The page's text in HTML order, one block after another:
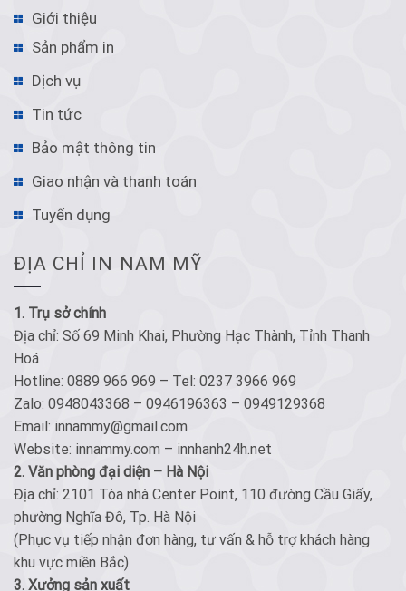
Giới thiệu
Sản phẩm in
Dịch vụ
Tin tức
Bảo mật thông tin
Giao nhận và thanh toán
Tuyển dụng
ĐỊA CHỈ IN NAM MỸ
1. Trụ sở chính
Địa chỉ: Số 69 Minh Khai, Phường Hạc Thành, Tỉnh Thanh
Hoá
Hotline: 0889 966 969 – Tel: 0237 3966 969
Zalo: 0948043368 – 0946196363 – 0949129368
Email: innammy@gmail.com
Website: innammy.com – innhanh24h.net
2. Văn phòng đại diện – Hà Nội
Địa chỉ: 2101 Tòa nhà Center Point, 110 đường Cầu Giấy,
phường Nghĩa Đô, Tp. Hà Nội
(Phục vụ tiếp nhận đơn hàng, tư vấn & hỗ trợ khách hàng
khu vực miền Bắc)
3. Xưởng sản xuất